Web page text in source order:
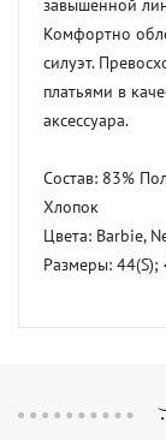
Комфортно
силуэт.
платьями в
аксессуара.
Состав: 83%
Хлопок
Цвета: Barbie,
Размеры: 44(S);